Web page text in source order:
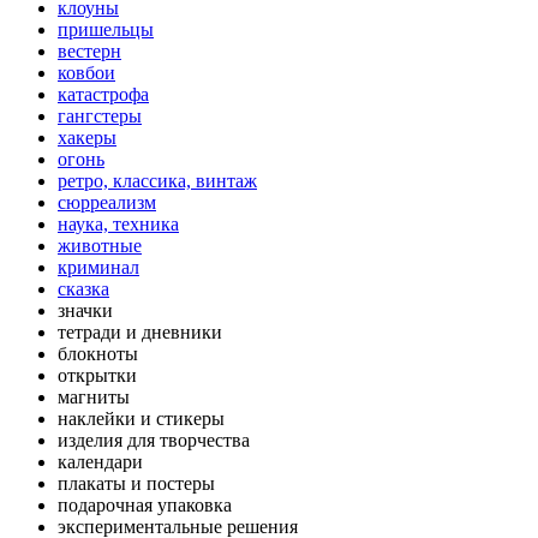
клоуны
пришельцы
вестерн
ковбои
катастрофа
гангстеры
хакеры
огонь
ретро, классика, винтаж
сюрреализм
наука, техника
животные
криминал
сказка
значки
тетради и дневники
блокноты
открытки
магниты
наклейки и стикеры
изделия для творчества
календари
плакаты и постеры
подарочная упаковка
экспериментальные решения